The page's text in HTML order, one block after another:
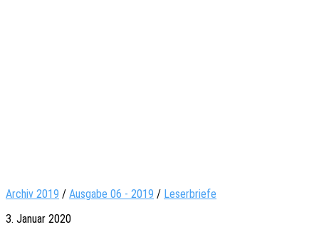
Archiv 2019 / Ausgabe 06 - 2019 / Leserbriefe
3. Januar 2020